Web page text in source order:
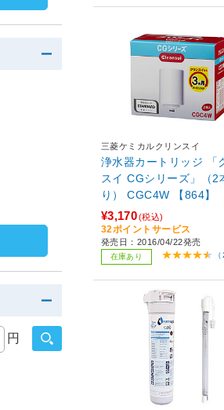
三菱ケミカルクリンスイ
浄水器カートリッジ 「
スイ CGシリーズ」（2
り） CGC4W 【864】
¥3,170(税込)
32ポイントサービス
発売日：2016/04/22発売
在庫あり
円